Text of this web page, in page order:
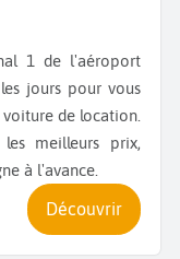
1 de l'aéroport
jours pour vous
de location.
meilleurs prix,
à l'avance.
Découvrir